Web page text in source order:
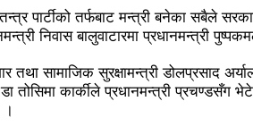
सकियो चितवन महोत्सव : ५ लाख
टोखामा कर्जा सदुपयोगिता
भोलि चितवनमा माओवादीको
पार्टीको तर्फबाट मन्त्री बनेका सबैले
निवास बालुवाटारमा प्रधानमन्त्री
तथा सामाजिक सुरक्षामन्त्री डोलप्रसाद
डा तोसिमा कार्कीले प्रधानमन्त्री प्रचण्डसँग
।